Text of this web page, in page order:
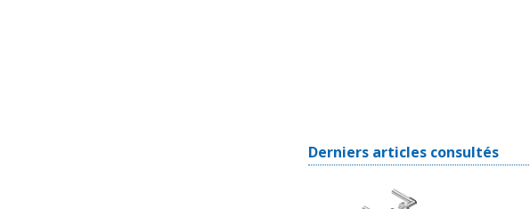
Derniers articles consultés